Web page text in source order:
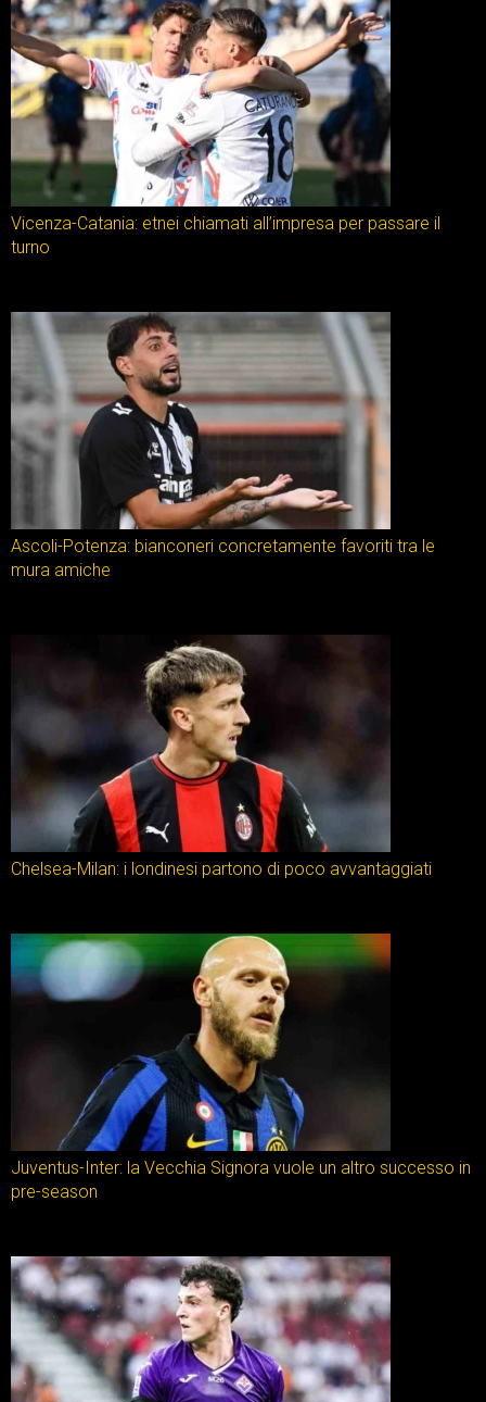
Vicenza-Catania: etnei chiamati all’impresa per passare il
turno
Ascoli-Potenza: bianconeri concretamente favoriti tra le
mura amiche
Chelsea-Milan: i londinesi partono di poco avvantaggiati
Juventus-Inter: la Vecchia Signora vuole un altro successo in
pre-season